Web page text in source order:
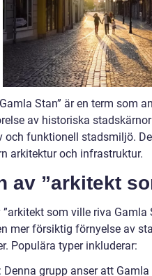
Stan” är en term som
av historiska
och funktionell stadsmiljö.
arkitektur och infrastruktur.
av ”arkitekt
som ville riva
mer försiktig förnyelse av
Populära typer inkluderar:
Denna grupp anser att